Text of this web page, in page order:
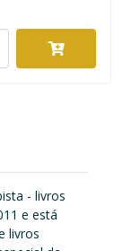
- livros
e está
livros